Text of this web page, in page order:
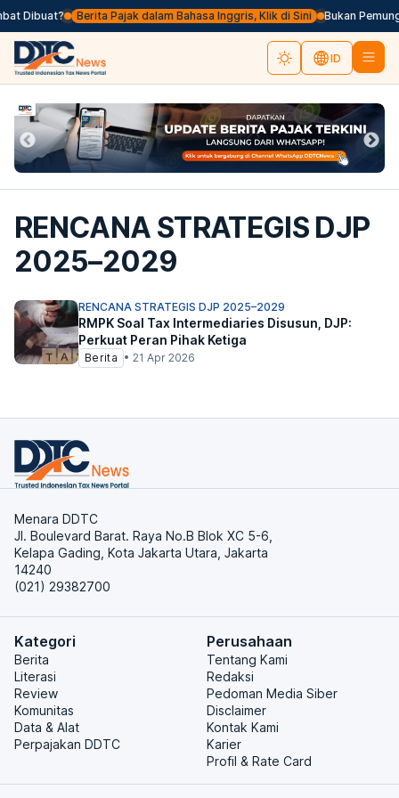
Dibuat? Berita Pajak dalam Bahasa Inggris, Klik di Sini Bukan
ID
RENCANA STRATEGIS DJP
2025–2029
RENCANA STRATEGIS DJP 2025–2029
RMPK Soal Tax Intermediaries Disusun, DJP:
Perkuat Peran Pihak Ketiga
Berita • 21 Apr 2026
Menara DDTC
Jl. Boulevard Barat. Raya No.B Blok XC 5-6,
Kelapa Gading, Kota Jakarta Utara, Jakarta
14240
(021) 29382700
Kategori
Berita
Literasi
Review
Komunitas
Data & Alat
Perpajakan DDTC
Perusahaan
Tentang Kami
Redaksi
Pedoman Media Siber
Disclaimer
Kontak Kami
Karier
Profil & Rate Card